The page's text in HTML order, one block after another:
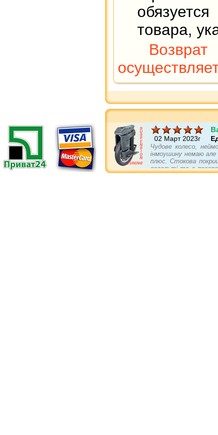
товара,
02 Март 2023г
Чудове колесо,
інмоушину немаю але
плюс. Стокова
асвальті та в